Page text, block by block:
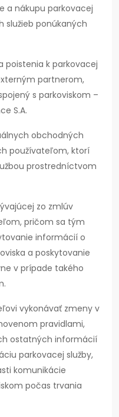
a nákupu parkovacej
služieb ponúkaných
poistenia k parkovacej
partnerom,
s parkoviskom –
S.A.
obchodných
používateľom, ktorí
prostredníctvom
zo zmlúv
pričom sa tým
informácií o
a poskytovanie
v prípade takého
vykonávať zmeny v
pravidlami,
ostatných informácií
parkovacej služby,
komunikácie
počas trvania